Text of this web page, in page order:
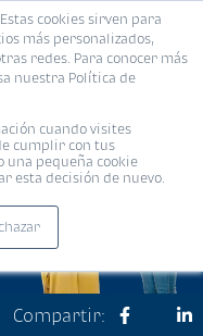
cookies sirven para
más personalizados,
redes. Para conocer más
nuestra Política de
cuando visites
cumplir con tus
una pequeña cookie
esta decisión de nuevo.
MENÚ
Compartir: